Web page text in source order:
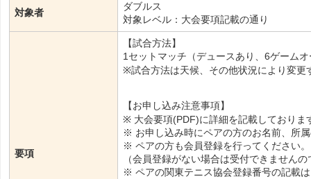
対象者
ダブルス
対象レベル：大会要項記載の通り
要項
【試合方法】
1セットマッチ（デュースあり、6ゲーム
※試合方法は天候、その他状況により変更
【お申し込み注意事項】
※ 大会要項(PDF)に詳細を記載しておりま
※ お申し込み時にペアの方のお名前、所
※ ペアの方も会員登録を行ってください。
（会員登録がない場合は受付できません
※ ペアの関東テニス協会登録番号の記載